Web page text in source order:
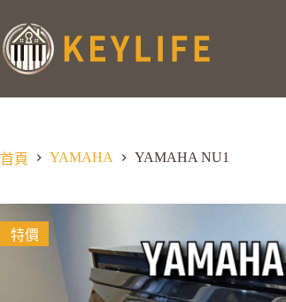
首頁 YAMAHA YAMAHA NU1
特價